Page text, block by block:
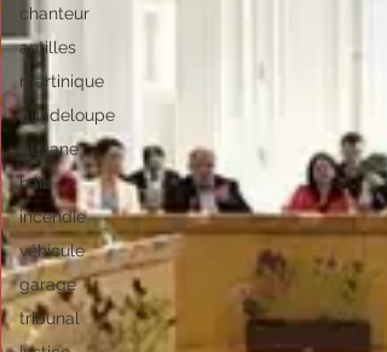
chanteur
antilles
martinique
guadeloupe
guyane
haïti
incendie
véhicule
garage
tribunal